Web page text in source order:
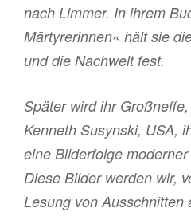
nach Limmer. In ihrem
Märtyrerinnen« hält sie
und die Nachwelt fest.
Später wird ihr
Kenneth Susynski, USA,
eine Bilderfolge
Diese Bilder werden wir,
Lesung von